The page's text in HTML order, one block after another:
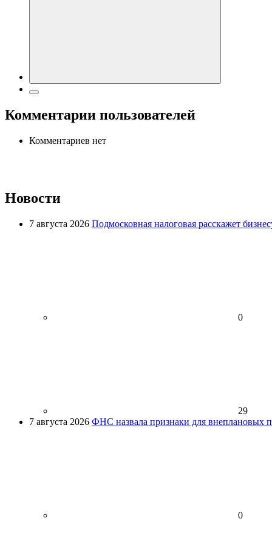
Комментарии пользователей
Комментариев нет
Новости
7 августа 2026 Подмосковная налоговая расскажет
0
29
7 августа 2026 ФНС назвала признаки для внеплановых
0